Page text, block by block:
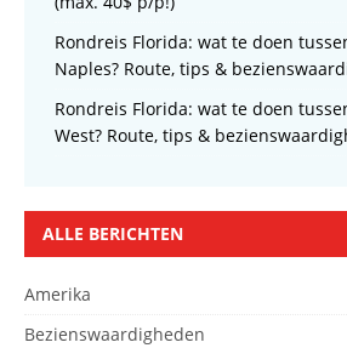
Rondreis Florida: wat te doen
Naples? Route, tips &
Rondreis Florida: wat te doen
West? Route, tips &
ALLE BERICHTEN
Amerika
Bezienswaardigheden